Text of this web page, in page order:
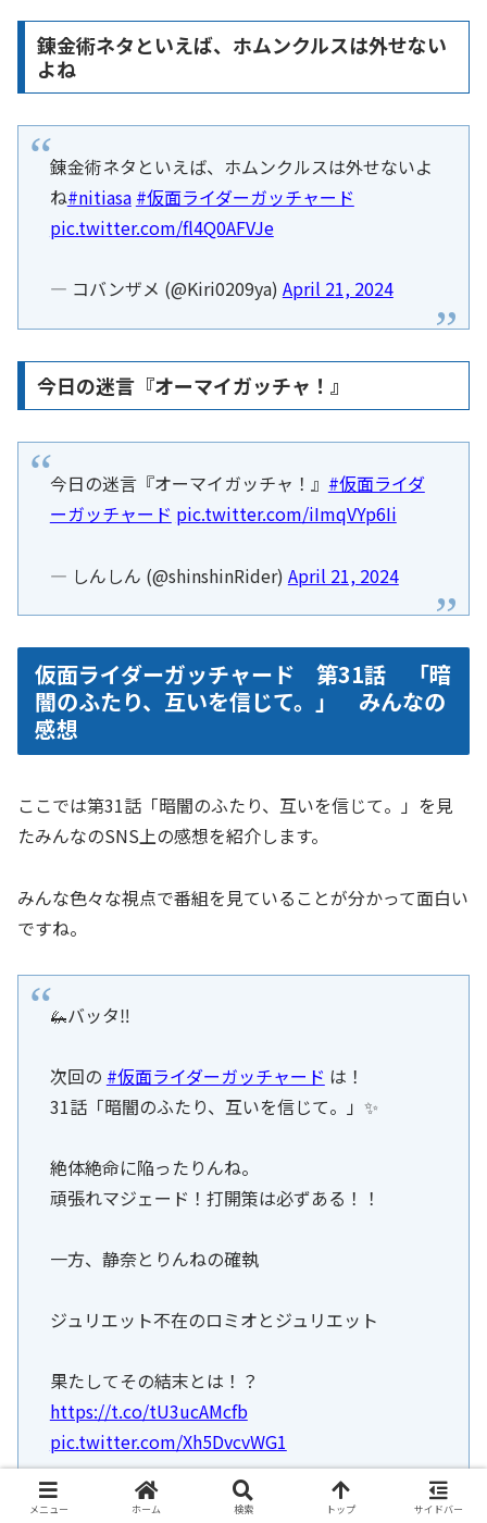
錬金術ネタといえば、ホムンクルスは外せない
よね
錬金術ネタといえば、ホムンクルスは外せないよ
ね#nitiasa #仮面ライダーガッチャード
pic.twitter.com/fl4Q0AFVJe
— コバンザメ (@Kiri0209ya) April 21, 2024
今日の迷言『オーマイガッチャ！』
今日の迷言『オーマイガッチャ！』 #仮面ライダ
ーガッチャード pic.twitter.com/iImqVYp6Ii
— しんしん (@shinshinRider) April 21, 2024
仮面ライダーガッチャード 第31話 「暗
闇のふたり、互いを信じて。」 みんなの
感想
ここでは第31話「暗闇のふたり、互いを信じて。」を見
たみんなのSNS上の感想を紹介します。
みんな色々な視点で番組を見ていることが分かって面白い
ですね。
🦗バッタ‼️
次回の #仮面ライダーガッチャード は！
31話「暗闇のふたり、互いを信じて。」✨
絶体絶命に陥ったりんね。
頑張れマジェード！打開策は必ずある！！
一方、静奈とりんねの確執
ジュリエット不在のロミオとジュリエット
果たしてその結末とは！？
https://t.co/tU3ucAMcfb
pic.twitter.com/Xh5DvcvWG1
— 仮面ライダーガッチャード【東映公式】
メニュー ホーム 検索 トップ サイドバー